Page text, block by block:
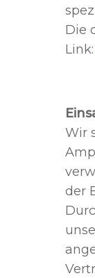
Die
Link:
Wir
der